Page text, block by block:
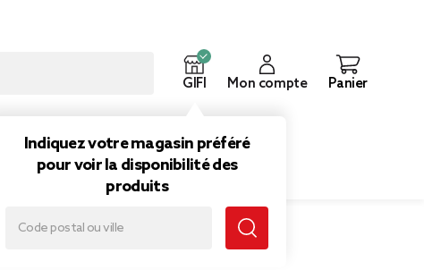
GIFI
Indiquez votre magasin préféré
pour voir la disponibilité des
produits
Mon compte Panier
beige avec cadenas à combinaison 4 chiffres